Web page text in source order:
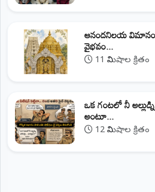
ఆనందనిలయ
వైభవం...
11 నిమిషాల క్రితం
ఒక గంటలో నీ
అంటూ...
12 నిమిషాల క్రితం